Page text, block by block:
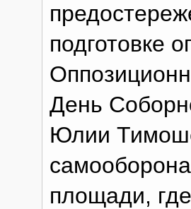
подготовке
День
Юлии
площади,